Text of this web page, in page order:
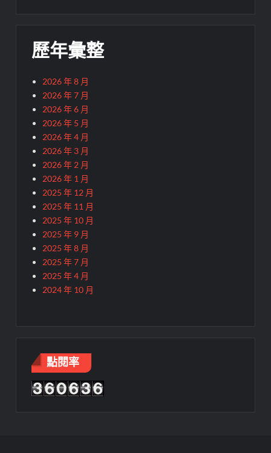
歷年彙整
2026 年 8 月
2026 年 7 月
2026 年 6 月
2026 年 5 月
2026 年 4 月
2026 年 3 月
2026 年 2 月
2026 年 1 月
2025 年 12 月
2025 年 11 月
2025 年 10 月
2025 年 9 月
2025 年 8 月
2025 年 7 月
2025 年 4 月
2024 年 10 月
點閱率